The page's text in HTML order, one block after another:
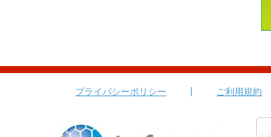
プライバシーポリシー ご利用規約